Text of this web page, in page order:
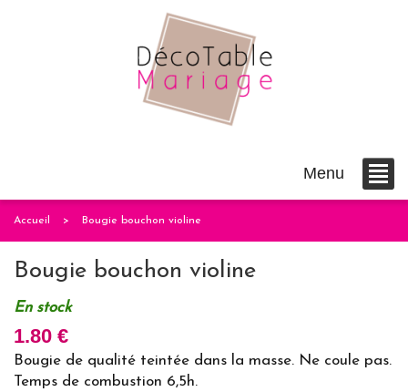
Menu
Accueil Bougie bouchon violine
Bougie bouchon violine
En stock
1.80 €
Bougie de qualité teintée dans la masse. Ne coule pas.
Temps de combustion 6,5h.